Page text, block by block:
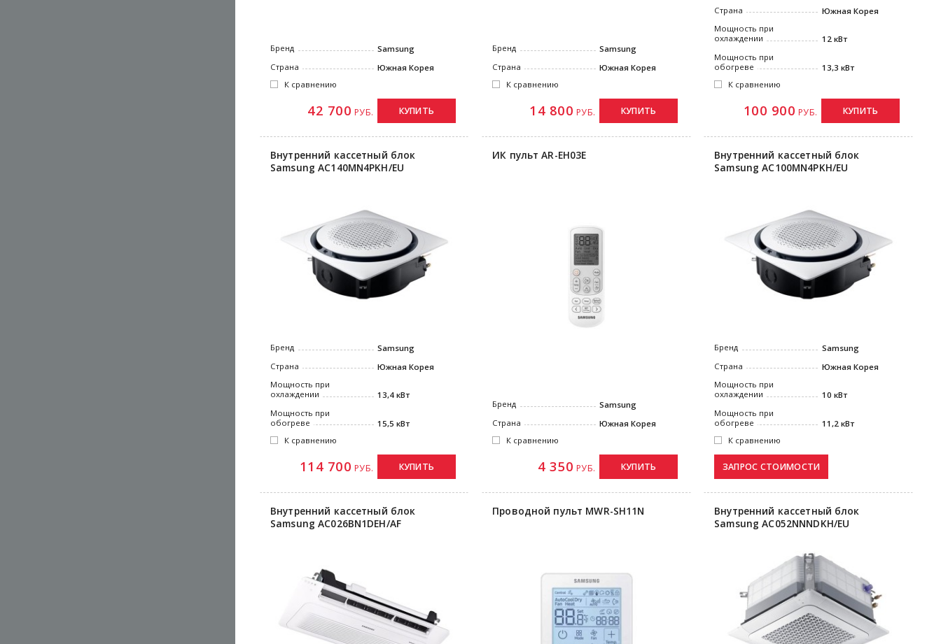
Бренд
Samsung
Страна
Южная Корея
К сравнению
42 700 РУБ. КУПИТЬ
Бренд
Samsung
Страна
Южная Корея
К сравнению
14 800 РУБ. КУПИТЬ
Страна
Южная Корея
Мощность при
охлаждении
12 кВт
Мощность при
обогреве
13,3 кВт
К сравнению
100 900 РУБ. КУПИТЬ
Внутренний кассетный блок
Samsung AC140MN4PKH/EU
Бренд
Samsung
Страна
Южная Корея
Мощность при
охлаждении
13,4 кВт
Мощность при
обогреве
15,5 кВт
К сравнению
114 700 РУБ. КУПИТЬ
ИК пульт AR-EH03E
Бренд
Samsung
Страна
Южная Корея
К сравнению
4 350 РУБ. КУПИТЬ
Внутренний кассетный блок
Samsung AC100MN4PKH/EU
Бренд
Samsung
Страна
Южная Корея
Мощность при
охлаждении
10 кВт
Мощность при
обогреве
11,2 кВт
К сравнению
Внутренний кассетный блок
Samsung AC026BN1DEH/AF
Проводной пульт MWR-SH11N
Внутренний кассетный блок
Samsung AC052NNNDKH/EU